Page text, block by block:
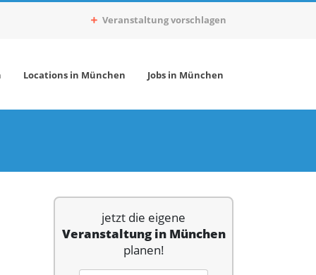
Veranstaltung vorschlagen
Locations in München Jobs in München
jetzt die eigene
Veranstaltung in München
planen!